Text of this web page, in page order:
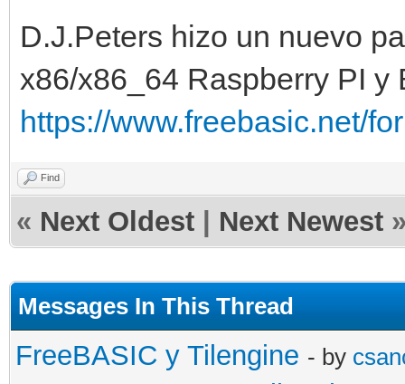
D.J.Peters hizo un nuevo
x86/x86_64 Raspberry PI y
https://www.freebasic.net/
Find
« Next Oldest Next Newest
Messages In This Thread
FreeBASIC y Tilengine - by